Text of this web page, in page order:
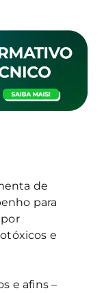
de
para
e
e afins –